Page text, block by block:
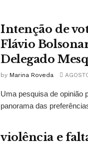
Intenção de
Flávio
Delegado
by Marina Roveda
Uma pesquisa de opinião
panorama das
violência e